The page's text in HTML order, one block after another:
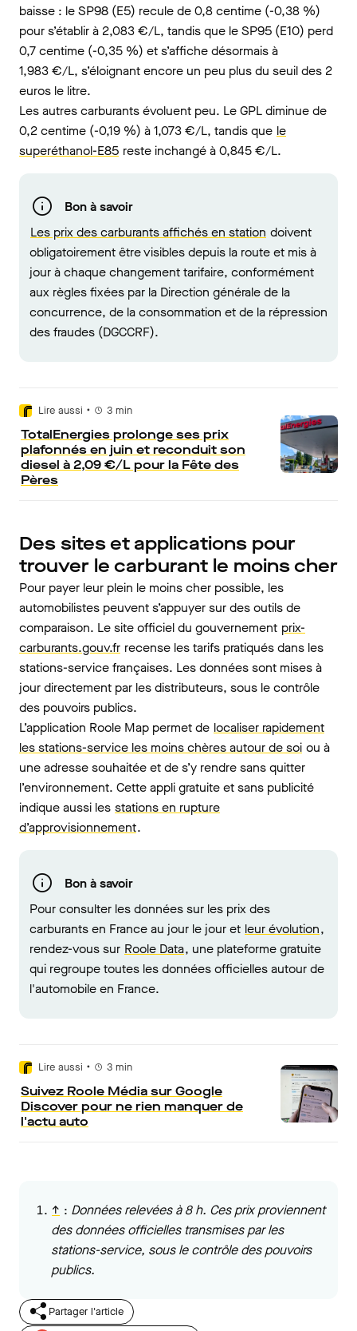
baisse : le SP98 (E5) recule de 0,8 centime (-0,38 %)
pour s’établir à 2,083 €/L, tandis que le SP95 (E10) perd
0,7 centime (-0,35 %) et s’affiche désormais à
1,983 €/L, s’éloignant encore un peu plus du seuil des 2
euros le litre.
Les autres carburants évoluent peu. Le GPL diminue de
0,2 centime (-0,19 %) à 1,073 €/L, tandis que le
superéthanol-E85 reste inchangé à 0,845 €/L.
Bon à savoir
Les prix des carburants affichés en station doivent
obligatoirement être visibles depuis la route et mis à
jour à chaque changement tarifaire, conformément
aux règles fixées par la Direction générale de la
concurrence, de la consommation et de la répression
des fraudes (DGCCRF).
Lire aussi • 3 min
TotalEnergies prolonge ses prix
plafonnés en juin et reconduit son
diesel à 2,09 €/L pour la Fête des
Pères
Des sites et applications pour
trouver le carburant le moins cher
Pour payer leur plein le moins cher possible, les
automobilistes peuvent s’appuyer sur des outils de
comparaison. Le site officiel du gouvernement prix-
carburants.gouv.fr recense les tarifs pratiqués dans les
stations-service françaises. Les données sont mises à
jour directement par les distributeurs, sous le contrôle
des pouvoirs publics.
L’application Roole Map permet de localiser rapidement
les stations-service les moins chères autour de soi ou à
une adresse souhaitée et de s’y rendre sans quitter
l’environnement. Cette appli gratuite et sans publicité
indique aussi les stations en rupture
d’approvisionnement.
Bon à savoir
Pour consulter les données sur les prix des
carburants en France au jour le jour et leur évolution,
rendez-vous sur Roole Data, une plateforme gratuite
qui regroupe toutes les données officielles autour de
l'automobile en France.
Lire aussi • 3 min
Suivez Roole Média sur Google
Discover pour ne rien manquer de
l'actu auto
↑ : Données relevées à 8 h. Ces prix proviennent
des données officielles transmises par les
stations-service, sous le contrôle des pouvoirs
publics.
Partager l'article